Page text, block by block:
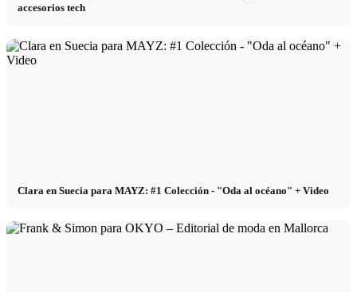
accesorios tech
Clara en Suecia para MAYZ: #1 Colección - "Oda al océano" + Video